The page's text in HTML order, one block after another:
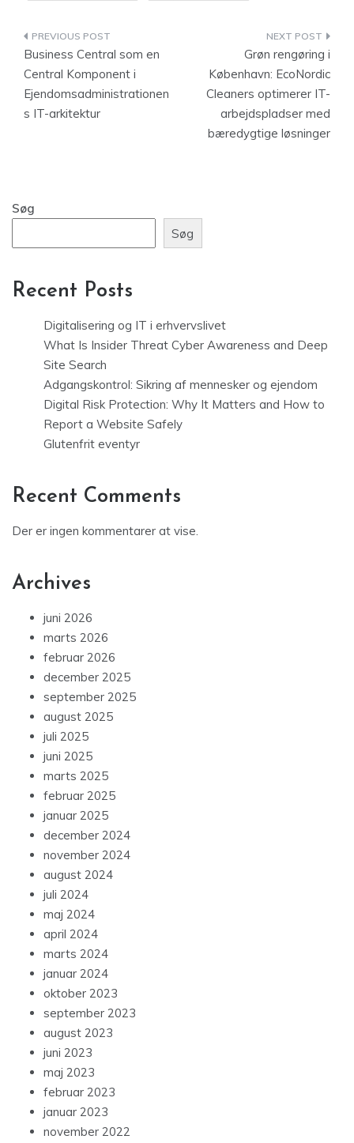
Indlægsnavigation
Business Central som en
Central Komponent i
Ejendomsadministrationen
s IT-arkitektur
Grøn rengøring i
København: EcoNordic
Cleaners optimerer IT-
arbejdspladser med
bæredygtige løsninger
Søg
Søg
Recent Posts
Digitalisering og IT i erhvervslivet
What Is Insider Threat Cyber Awareness and Deep
Site Search
Adgangskontrol: Sikring af mennesker og ejendom
Digital Risk Protection: Why It Matters and How to
Report a Website Safely
Glutenfrit eventyr
Recent Comments
Der er ingen kommentarer at vise.
Archives
juni 2026
marts 2026
februar 2026
december 2025
september 2025
august 2025
juli 2025
juni 2025
marts 2025
februar 2025
januar 2025
december 2024
november 2024
august 2024
juli 2024
maj 2024
april 2024
marts 2024
januar 2024
oktober 2023
september 2023
august 2023
juni 2023
maj 2023
februar 2023
januar 2023
november 2022